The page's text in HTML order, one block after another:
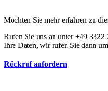
Möchten Sie mehr erfahren zu
Rufen Sie uns an unter +49 3322
Ihre Daten, wir rufen Sie dann
Rückruf anfordern